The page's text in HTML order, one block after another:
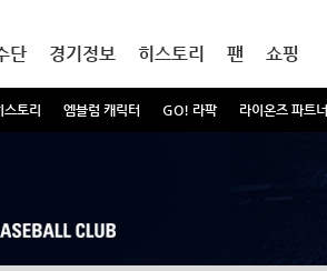
스토리 엠블럼 캐릭터 GO! 라팍 라이온즈 파트너
단 경기정보 히스토리 팬 쇼핑